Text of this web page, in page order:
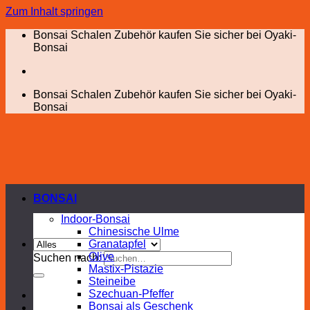
Zum Inhalt springen
Bonsai Schalen Zubehör kaufen Sie sicher bei Oyaki-
Bonsai
Bonsai Schalen Zubehör kaufen Sie sicher bei Oyaki-
Bonsai
Suchen nach:
BONSAI
Indoor-Bonsai
Chinesische Ulme
Granatapfel
Olive
Mastix-Pistazie
Steineibe
Szechuan-Pfeffer
Bonsai als Geschenk